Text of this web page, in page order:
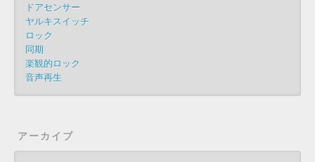
ドアセンサー
ヤルキスイッチ
ロック
同期
楽観的ロック
音声再生
アーカイブ